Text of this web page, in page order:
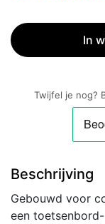
QWERTZ
|
HP
|
QWERTZ
aantal
In
Twijfel je nog?
Beschrijving
Gebouwd voor
een